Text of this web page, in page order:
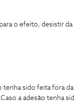
o efeito, desistir
tenha sido feita fora
a adesão tenha